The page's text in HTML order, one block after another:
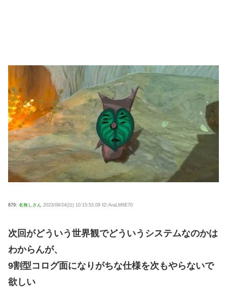
879: 名無しさん 2023/09/24(日) 10:15:53.09 ID:AraLM6E70
次回がどういう世界観でどういうシステムなのかは
わからんが、
9割型コログ面になりがちな仕様を次もやらないで
欲しい